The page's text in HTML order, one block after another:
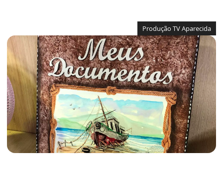
Produção TV Aparecida